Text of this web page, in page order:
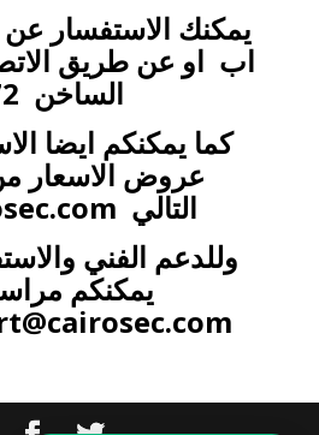
يمكنك الاستفسار
اب او عن طريق
الساخن 01003641572
كما يمكنكم ايضا
عروض الاسعار
التالي
وللدعم الفني
يمكنكم